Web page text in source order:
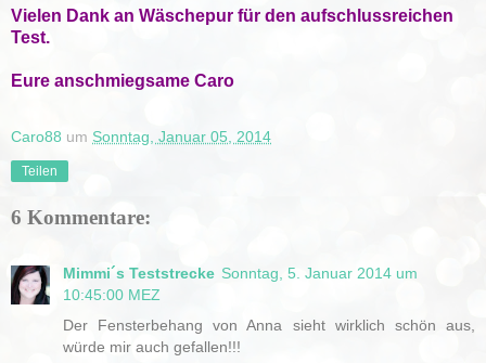
Vielen Dank an Wäschepur für den aufschlussreichen
Test.
Eure anschmiegsame Caro
Caro88 um Sonntag, Januar 05, 2014
Teilen
6 Kommentare:
Mimmi´s Teststrecke Sonntag, 5. Januar 2014 um
10:45:00 MEZ
Der Fensterbehang von Anna sieht wirklich schön aus,
würde mir auch gefallen!!!